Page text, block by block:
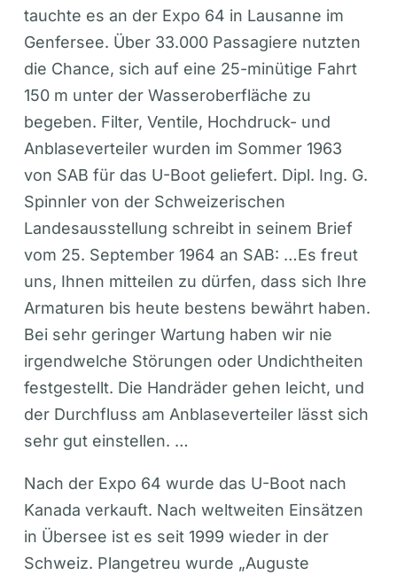
tauchte es an der Expo 64 in Lausanne im
Genfersee. Über 33.000 Passagiere nutzten
die Chance, sich auf eine 25-minütige Fahrt
150 m unter der Wasseroberfläche zu
begeben. Filter, Ventile, Hochdruck- und
Anblaseverteiler wurden im Sommer 1963
von SAB für das U-Boot geliefert. Dipl. Ing. G.
Spinnler von der Schweizerischen
Landesausstellung schreibt in seinem Brief
vom 25. September 1964 an SAB: …Es freut
uns, Ihnen mitteilen zu dürfen, dass sich Ihre
Armaturen bis heute bestens bewährt haben.
Bei sehr geringer Wartung haben wir nie
irgendwelche Störungen oder Undichtheiten
festgestellt. Die Handräder gehen leicht, und
der Durchfluss am Anblaseverteiler lässt sich
sehr gut einstellen. …
Nach der Expo 64 wurde das U-Boot nach
Kanada verkauft. Nach weltweiten Einsätzen
in Übersee ist es seit 1999 wieder in der
Schweiz. Plangetreu wurde „Auguste